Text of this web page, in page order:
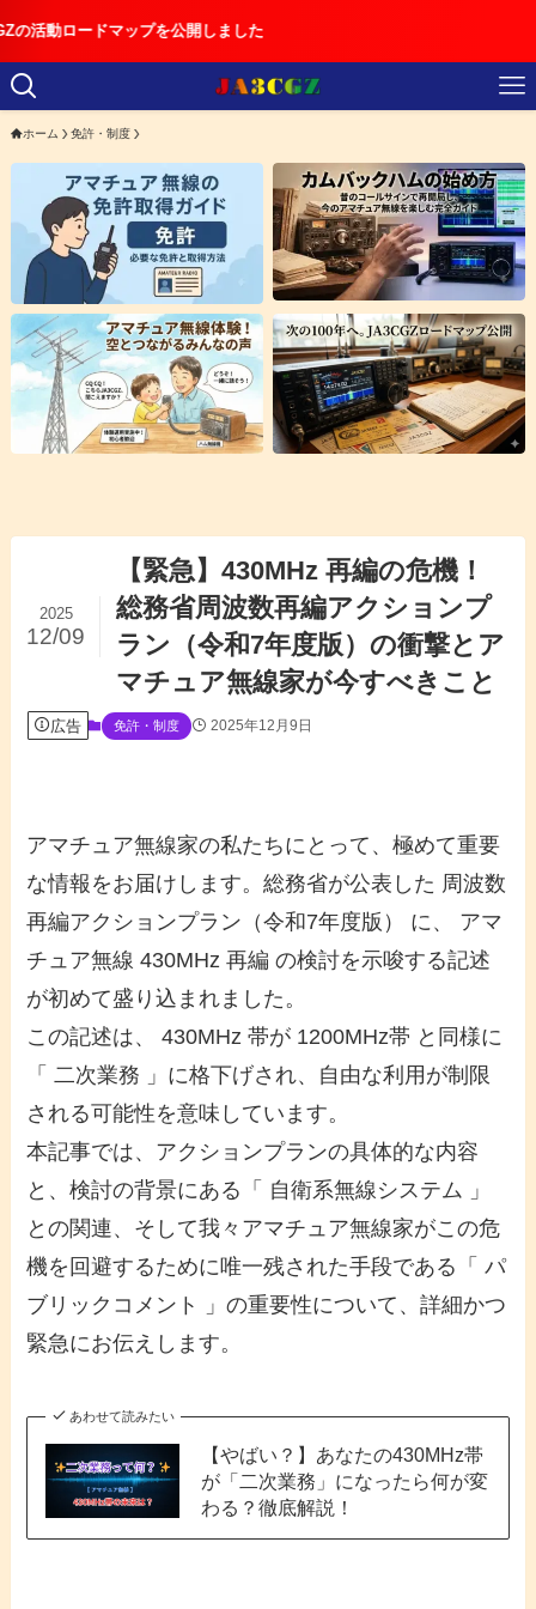
ップを公開しました
ホーム 免許・制度
【緊急】430MHz 再編の危機！
総務省周波数再編アクションプ
ラン（令和7年度版）の衝撃とア
マチュア無線家が今すべきこと
2025
12/09
広告 免許・制度 2025年12月9日
アマチュア無線家の私たちにとって、極めて重要
な情報をお届けします。総務省が公表した 周波数
再編アクションプラン（令和7年度版） に、 アマ
チュア無線 430MHz 再編 の検討を示唆する記述
が初めて盛り込まれました。
この記述は、 430MHz 帯が 1200MHz帯 と同様に
「 二次業務 」に格下げされ、自由な利用が制限
される可能性を意味しています。
本記事では、アクションプランの具体的な内容
と、検討の背景にある「 自衛系無線システム 」
との関連、そして我々アマチュア無線家がこの危
機を回避するために唯一残された手段である「 パ
ブリックコメント 」の重要性について、詳細かつ
緊急にお伝えします。
あわせて読みたい
【やばい？】あなたの430MHz帯
が「二次業務」になったら何が変
わる？徹底解説！